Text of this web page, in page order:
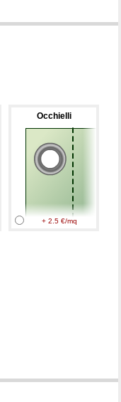
Occhielli
+ 2.5 €/mq